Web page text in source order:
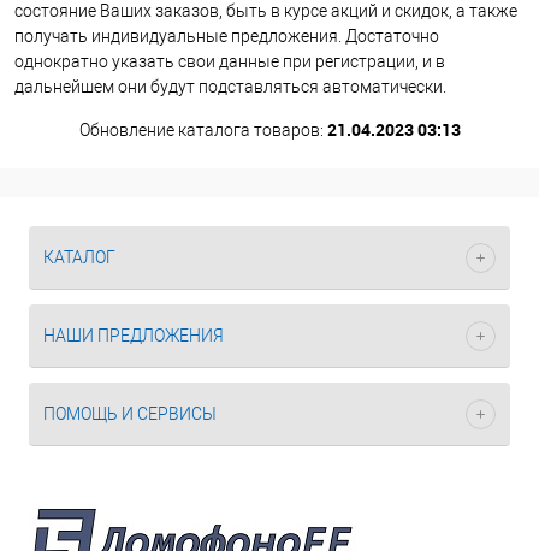
состояние Ваших заказов, быть в курсе акций и скидок, а также
получать индивидуальные предложения. Достаточно
однократно указать свои данные при регистрации, и в
дальнейшем они будут подставляться автоматически.
Обновление каталога товаров: 21.04.2023 03:13
КАТАЛОГ
НАШИ ПРЕДЛОЖЕНИЯ
ПОМОЩЬ И СЕРВИСЫ